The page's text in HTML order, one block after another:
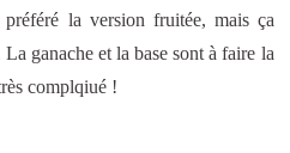
la version fruitée, mais ça
ganache et la base sont à faire la
complqiué !